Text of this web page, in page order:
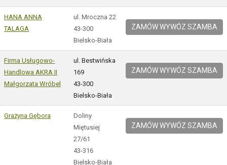
HANA ANNA
TALAGA
ul. Mroczna 22
43-300
Bielsko-Biała
ZAMÓW WYWÓZ SZAMBA
Firma Usługowo-
Handlowa AKRA II
Małgorzata Wróbel
ul. Bestwińska
169
43-300
Bielsko-Biała
ZAMÓW WYWÓZ SZAMBA
Grażyna Gębora
Doliny
Miętusiej
27/61
43-316
Bielsko-Biała
ZAMÓW WYWÓZ SZAMBA